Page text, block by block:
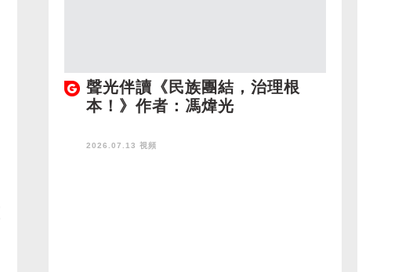
聲光伴讀《民族團結，治理根
本！》作者：馮煒光
2026.07.13 視頻